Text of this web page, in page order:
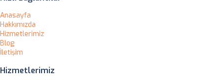
Anasayfa
Hakkımızda
Hizmetlerimiz
Blog
İletişim
Hizmetlerimiz